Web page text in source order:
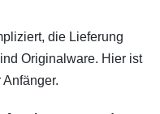
die Lieferung
Originalware. Hier ist